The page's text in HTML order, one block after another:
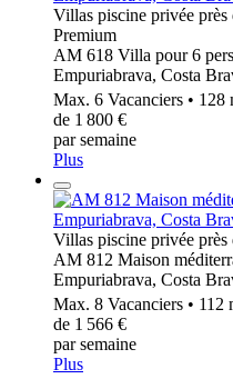
Villas piscine privée près
Premium
AM 618 Villa pour 6
Empuriabrava, Costa
Max. 6 Vacanciers • 128
de 1 800 €
par semaine
Plus
Villas piscine privée près
AM 812 Maison
Empuriabrava, Costa
Max. 8 Vacanciers • 112
de 1 566 €
par semaine
Plus